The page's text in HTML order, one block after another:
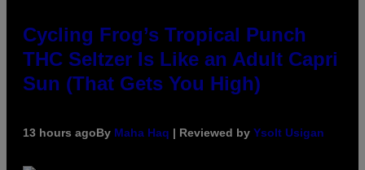
Cycling Frog’s Tropical Punch
THC Seltzer Is Like an Adult Capri
Sun (That Gets You High)
13 hours agoBy Maha Haq | Reviewed by Ysolt Usigan